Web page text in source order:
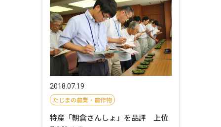
2018.07.19
たじまの農業・農作物
特産「朝倉さんしょ」を品評 上位